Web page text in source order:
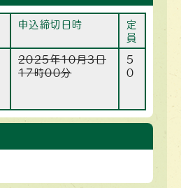
申込締切日時
定
員
2025年10月3日
17時00分
5
0